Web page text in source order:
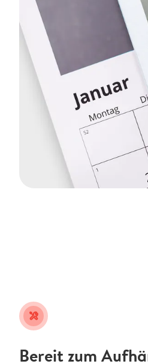
tools
Bereit zum